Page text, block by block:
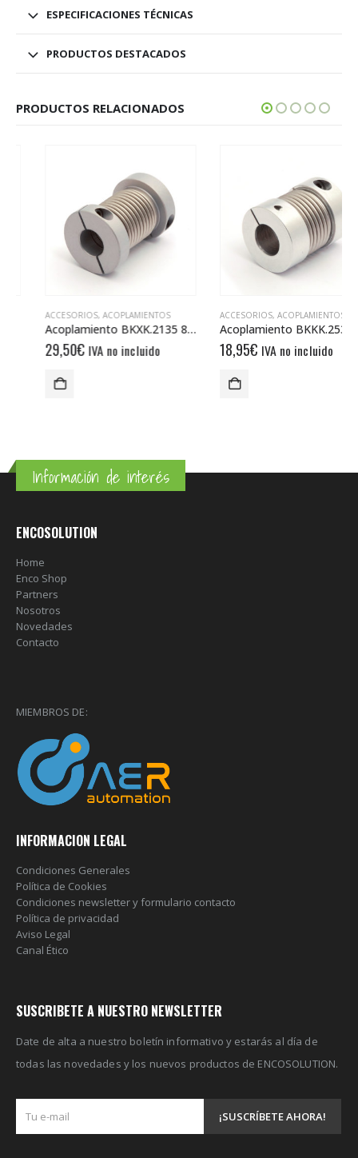
ESPECIFICACIONES TÉCNICAS
PRODUCTOS DESTACADOS
PRODUCTOS RELACIONADOS
ACCESORIOS,ACOPLAMIENTOS
Acoplamiento BKXK.2135 8/10
29,50€IVA no incluido
ACCESORIOS,ACOPLAMIENTOS
Acoplamiento BKKK.2532 8/12
18,95€ IVA no incluido
Información de interés
ENCOSOLUTION
Home
Enco Shop
Partners
Nosotros
Novedades
Contacto
MIEMBROS DE:
INFORMACION LEGAL
Condiciones Generales
Política de Cookies
Condiciones newsletter y formulario contacto
Política de privacidad
Aviso Legal
Canal Ético
SUSCRIBETE A NUESTRO NEWSLETTER
Date de alta a nuestro boletín informativo y estarás al día de
todas las novedades y los nuevos productos de ENCOSOLUTION.